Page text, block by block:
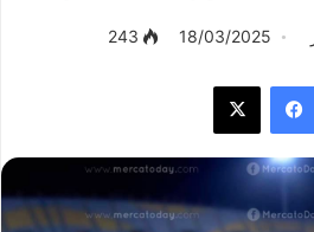
18/03/2025
243
فيسبوك